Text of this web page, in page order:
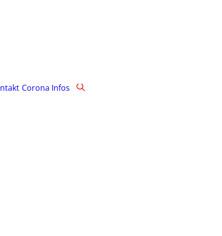
Corona Infos